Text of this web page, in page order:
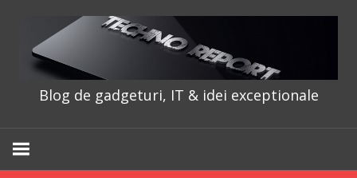
content
Blog de gadgeturi, IT & idei exceptionale